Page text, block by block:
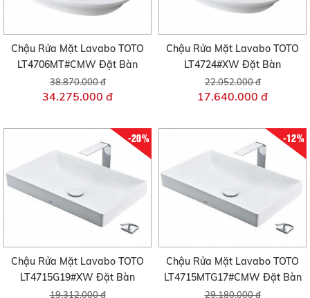
Chậu Rửa Mặt Lavabo TOTO
LT4706MT#CMW Đặt Bàn
38.870.000 đ
34.275.000 đ
Chậu Rửa Mặt Lavabo TOTO
LT4724#XW Đặt Bàn
22.052.000 đ
17.640.000 đ
-20%
Chậu Rửa Mặt Lavabo TOTO
LT4715G19#XW Đặt Bàn
19.312.000 đ
-12%
Chậu Rửa Mặt Lavabo TOTO
LT4715MTG17#CMW Đặt Bàn
29.180.000 đ